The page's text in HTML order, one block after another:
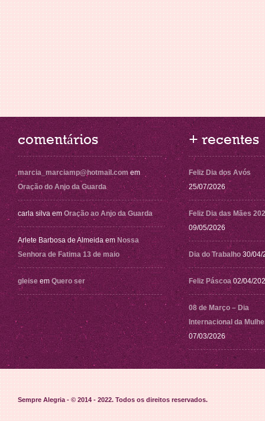
comentários
marcia_marciamp@hotmail.com em
Oração do Anjo da Guarda
carla silva em Oração ao Anjo da Guarda
Arlete Barbosa de Almeida em Nossa
Senhora de Fatima 13 de maio
gleise em Quero ser
+ recentes
Feliz Dia dos Avós
25/07/2026
Feliz Dia das Mães
09/05/2026
Dia do Trabalho 30/04/
Feliz Páscoa 02/04/
08 de Março – Dia
Internacional da
07/03/2026
Sempre Alegria - © 2014 - 2022. Todos os direitos reservados.